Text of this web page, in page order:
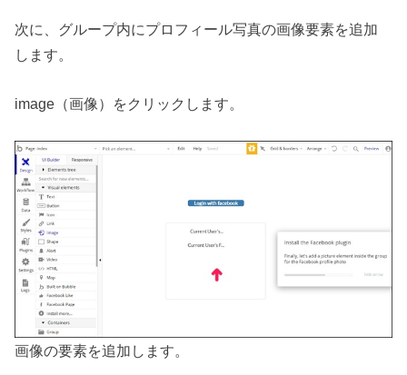
次に、グループ内にプロフィール写真の画像要素を追加
します。
image（画像）をクリックします。
画像の要素を追加します。